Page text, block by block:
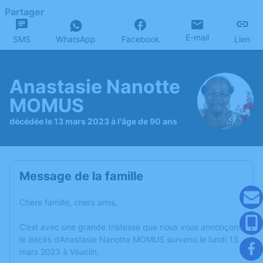
Partager
SMS WhatsApp Facebook E-mail Lien
Anastasie Nanotte
MOMUS
décédée le 13 mars 2023 à l'âge de 90 ans
Message de la famille
Chère famille, chers amis,
C’est avec une grande tristesse que nous vous annonçons
le décès d’Anastasie Nanotte MOMUS survenu le lundi 13
mars 2023 à Vauclin.